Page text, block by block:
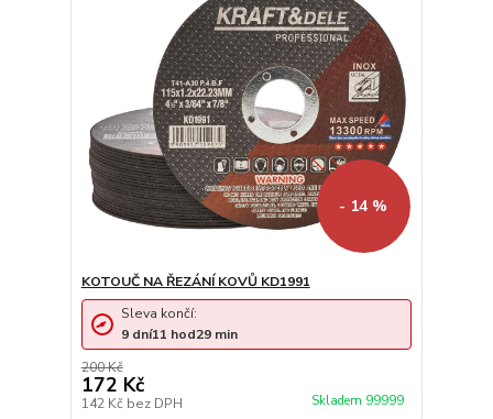
- 14 %
KOTOUČ NA ŘEZÁNÍ KOVŮ KD1991
200 Kč
172 Kč
142 Kč bez DPH Skladem 99999
Sleva končí:
9 dní11 hod29 min